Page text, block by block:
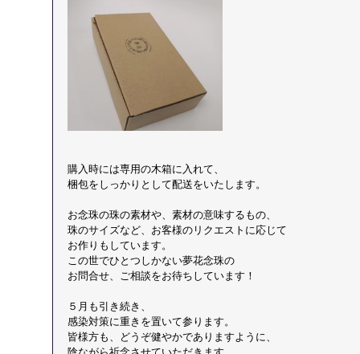
購入時には専用の木箱に入れて、
梱包をしっかりとして配送をいたします。
お念珠の珠の素材や、素材の意味するもの、
珠のサイズなど、お客様のリクエストに応じて
お作りもしています。
この世でひとつしかない夢花念珠の
お問合せ、ご相談をお待ちしています！
５月も引き続き、
感染対策に重きを置いて参ります。
皆様方も、どうぞ健やかでありますように、